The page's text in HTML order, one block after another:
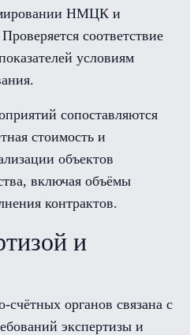
НМЦК и
соответствие
условиям
сопоставляются
стоимость и
объектов
включая объёмы
контрактов.
и
счётных органов связана с
экспертизы и